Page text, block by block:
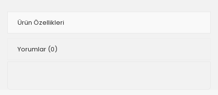
Ürün Özellikleri
Yorumlar (0)